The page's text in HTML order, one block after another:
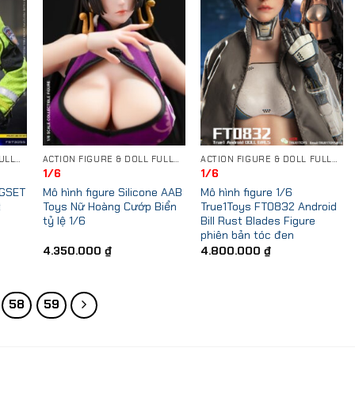
1/6
Mô hình figure Silicone AAB
Toys Nữ Hoàng Cướp Biển
tỷ lệ 1/6
4.350.000 ₫
1/6
Mô hình figure 1/6
True1Toys FT0832 Android
Bill Rust Blades Figure
phiên bản tóc đen
4.800.000₫
58 59